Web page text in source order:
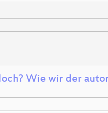
Wie wir der